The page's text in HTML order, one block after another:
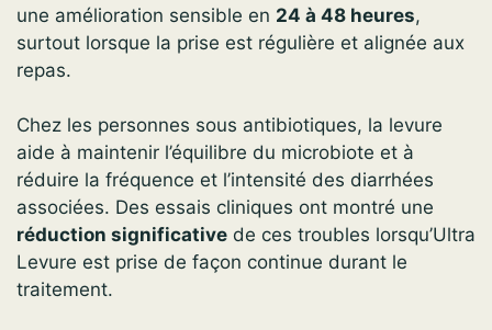
une amélioration sensible en 24 à 48 heures,
surtout lorsque la prise est régulière et alignée aux
repas.
Chez les personnes sous antibiotiques, la levure
aide à maintenir l’équilibre du microbiote et à
réduire la fréquence et l’intensité des diarrhées
associées. Des essais cliniques ont montré une
réduction significative de ces troubles lorsqu’Ultra
Levure est prise de façon continue durant le
traitement.